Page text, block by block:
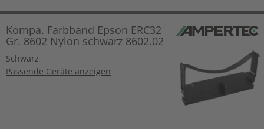
Kompa. Farbband Epson ERC32
Gr. 8602 Nylon schwarz 8602.02
Schwarz
Passende Geräte anzeigen